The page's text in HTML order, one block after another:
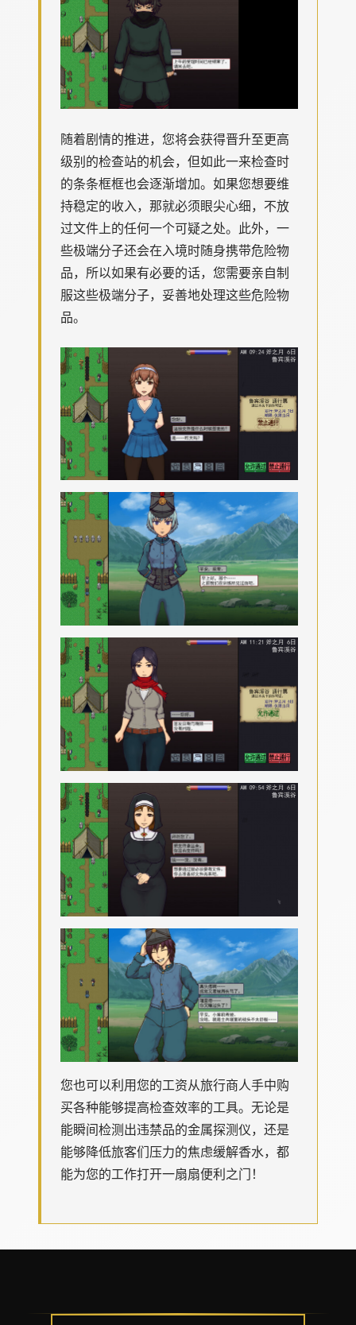
随着剧情的推进，您将会获得晋升至更高
级别的检查站的机会，但如此一来检查时
的条条框框也会逐渐增加。如果您想要维
持稳定的收入，那就必须眼尖心细，不放
过文件上的任何一个可疑之处。此外，一
些极端分子还会在入境时随身携带危险物
品，所以如果有必要的话，您需要亲自制
服这些极端分子，妥善地处理这些危险物
品。
您也可以利用您的工资从旅行商人手中购
买各种能够提高检查效率的工具。无论是
能瞬间检测出违禁品的金属探测仪，还是
能够降低旅客们压力的焦虑缓解香水，都
能为您的工作打开一扇扇便利之门！